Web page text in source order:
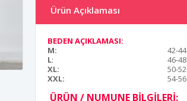
Ürün Açıklaması
BEDEN AÇIKLAMASI:
M:
42-44
L:
46-48
XL:
50-52
XXL:
54-56
ÜRÜN / NUMUNE BİLGİLERİ: